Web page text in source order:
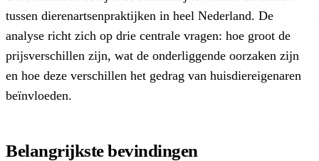
tussen dierenartsenpraktijken in heel Nederland. De
analyse richt zich op drie centrale vragen: hoe groot de
prijsverschillen zijn, wat de onderliggende oorzaken zijn
en hoe deze verschillen het gedrag van huisdiereigenaren
beïnvloeden.
Belangrijkste bevindingen